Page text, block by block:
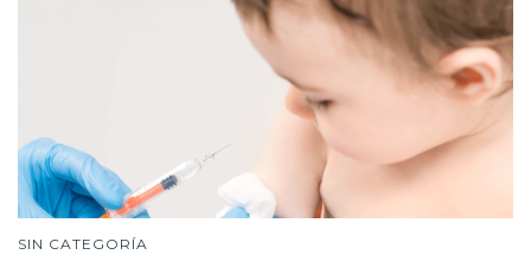
SIN CATEGORÍA